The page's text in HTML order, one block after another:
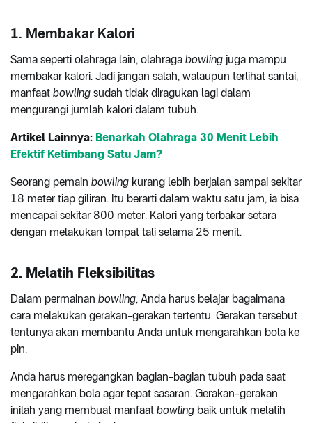
1. Membakar Kalori
Sama seperti olahraga lain, olahraga bowling juga mampu
membakar kalori. Jadi jangan salah, walaupun terlihat santai,
manfaat bowling sudah tidak diragukan lagi dalam
mengurangi jumlah kalori dalam tubuh.
Artikel Lainnya: Benarkah Olahraga 30 Menit Lebih
Efektif Ketimbang Satu Jam?
Seorang pemain bowling kurang lebih berjalan sampai sekitar
18 meter tiap giliran. Itu berarti dalam waktu satu jam, ia bisa
mencapai sekitar 800 meter. Kalori yang terbakar setara
dengan melakukan lompat tali selama 25 menit.
2. Melatih Fleksibilitas
Dalam permainan bowling, Anda harus belajar bagaimana
cara melakukan gerakan-gerakan tertentu. Gerakan tersebut
tentunya akan membantu Anda untuk mengarahkan bola ke
pin.
Anda harus meregangkan bagian-bagian tubuh pada saat
mengarahkan bola agar tepat sasaran. Gerakan-gerakan
inilah yang membuat manfaat bowling baik untuk melatih